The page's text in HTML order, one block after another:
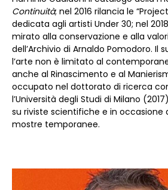
Continuità; nel 2016 rilancia le
dedicata agli artisti Under 30; nel
mirato alla conservazione e alla
dell’Archivio di Arnaldo Pomodoro. Il
l’arte non è limitato al
anche al Rinascimento e al
occupato nel dottorato di ricerca
l’Università degli Studi di Milano
su riviste scientifiche e in occasione
mostre temporanee.